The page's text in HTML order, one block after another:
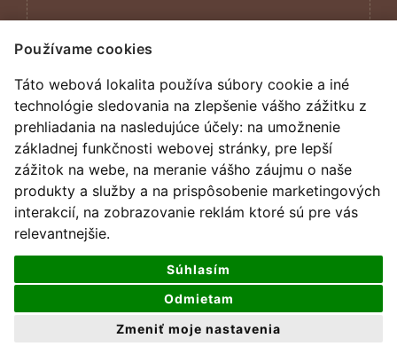
Používame cookies
Táto webová lokalita používa súbory cookie a iné
technológie sledovania na zlepšenie vášho zážitku z
prehliadania na nasledujúce účely: na umožnenie
základnej funkčnosti webovej stránky, pre lepší
zážitok na webe, na meranie vášho záujmu o naše
produkty a služby a na prispôsobenie marketingových
interakcií, na zobrazovanie reklám ktoré sú pre vás
relevantnejšie.
Súhlasím
Odmietam
Zmeniť moje nastavenia
všetky práva vyhradené
design bydarencurtis